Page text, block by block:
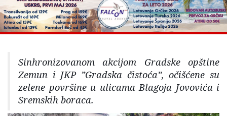
Sinhronizovanom akcijom Gradske opštine
Zemun i JKP ”Gradska čistoća”, očišćene su
zelene površine u ulicama Blagoja Jovovića i
Sremskih boraca.